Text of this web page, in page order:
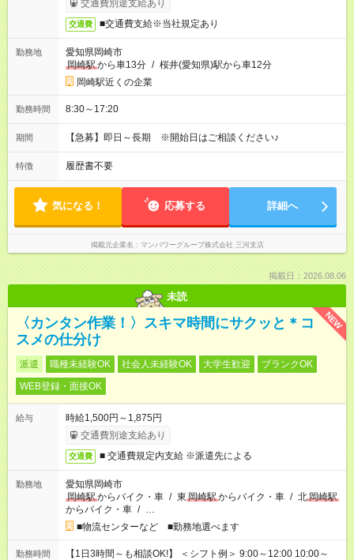
交通費別途支給あり
交通費 ■交通費支給※当社規定あり
勤務地
愛知県岡崎市
岡崎駅から車13分 / 桜井(愛知県)駅から車12分
岡崎駅近くの企業
勤務時間 8:30～17:20
期間 【急募】即日～長期 ※開始日はご相談ください♪
特徴 履歴書不要
気になる！ 応募する 詳細へ
掲載元企業名 マンパワーグループ株式会社 三河支店
掲載日：2026.08.06
未読
NEW
〈カンタン作業！〉スキマ時間にサクッと＊コ
スメの仕分け
派遣 職種未経験OK 社会人未経験OK 大学生歓迎
ブランクOK
WEB登録・面接OK
給与
時給1,500円～1,875円
交通費別途支給あり
交通費 ■ 交通費規定内支給 ※派遣先による
勤務地
愛知県岡崎市
岡崎駅からバイク・車 / 東 岡崎駅からバイク・車 / 北岡崎駅
からバイク・車 / …
■物流センターなど ■勤務地選べます
勤務時間
【1日3時間～も相談OK!】 ＜シフト例＞ 9:00～12:00 10:00～